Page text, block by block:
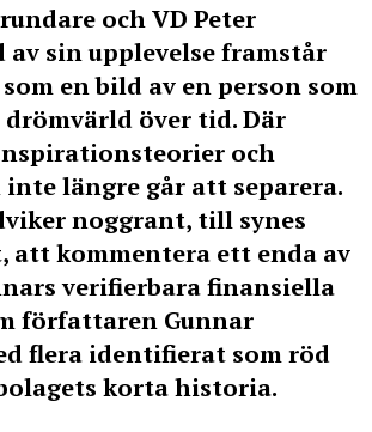
och VD Peter
av sin upplevelse framstår
en bild av en person som
över tid. Där
och
längre går att separera.
noggrant, till synes
att kommentera ett enda av
verifierbara finansiella
författaren Gunnar
flera identifierat som röd
korta historia.